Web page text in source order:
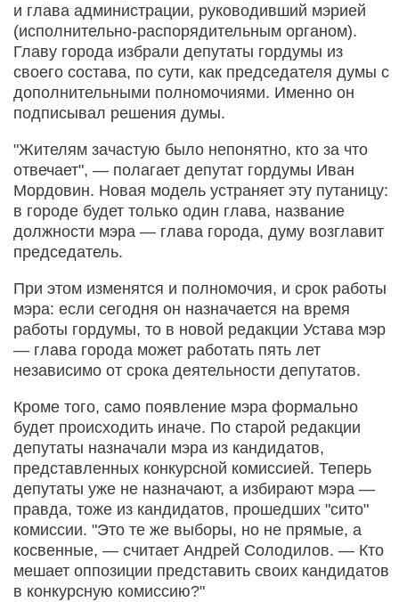
и глава администрации, руководивший мэрией
(исполнительно-распорядительным органом).
Главу города избрали депутаты гордумы из
своего состава, по сути, как председателя думы с
дополнительными полномочиями. Именно он
подписывал решения думы.
"Жителям зачастую было непонятно, кто за что
отвечает", — полагает депутат гордумы Иван
Мордовин. Новая модель устраняет эту путаницу:
в городе будет только один глава, название
должности мэра — глава города, думу возглавит
председатель.
При этом изменятся и полномочия, и срок работы
мэра: если сегодня он назначается на время
работы гордумы, то в новой редакции Устава мэр
— глава города может работать пять лет
независимо от срока деятельности депутатов.
Кроме того, само появление мэра формально
будет происходить иначе. По старой редакции
депутаты назначали мэра из кандидатов,
представленных конкурсной комиссией. Теперь
депутаты уже не назначают, а избирают мэра —
правда, тоже из кандидатов, прошедших "сито"
комиссии. "Это те же выборы, но не прямые, а
косвенные, — считает Андрей Солодилов. — Кто
мешает оппозиции представить своих кандидатов
в конкурсную комиссию?"